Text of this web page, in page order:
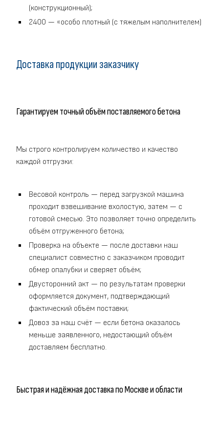
(конструкционный);
2400 — «особо плотный (с тяжелым наполнителем)
Доставка продукции заказчику
Гарантируем точный объём поставляемого бетона
Мы строго контролируем количество и качество
каждой отгрузки:
Весовой контроль — перед загрузкой машина
проходит взвешивание вхолостую, затем — с
готовой смесью. Это позволяет точно определить
объём отгруженного бетона;
Проверка на объекте — после доставки наш
специалист совместно с заказчиком проводит
обмер опалубки и сверяет объём;
Двусторонний акт — по результатам проверки
оформляется документ, подтверждающий
фактический объём поставки;
Довоз за наш счёт — если бетона оказалось
меньше заявленного, недостающий объём
доставляем бесплатно.
Быстрая и надёжная доставка по Москве и области